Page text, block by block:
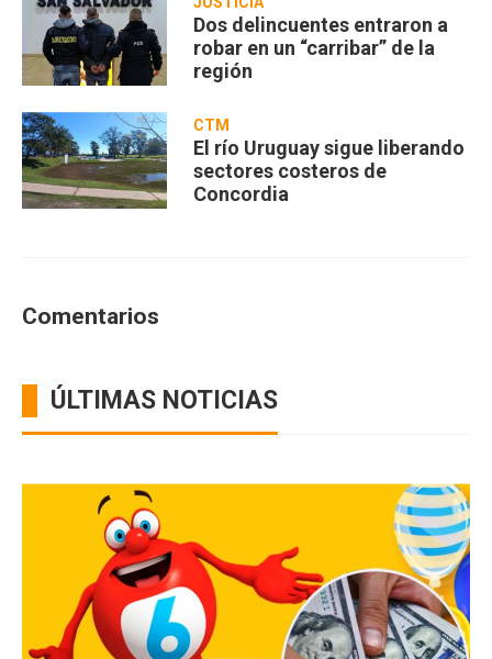
Dos delincuentes entraron a
robar en un “carribar” de la
región
CTM
El río Uruguay sigue liberando
sectores costeros de
Concordia
Comentarios
ÚLTIMAS NOTICIAS